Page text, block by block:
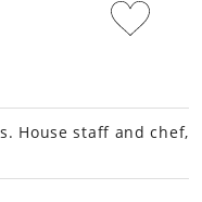
House staff and chef,